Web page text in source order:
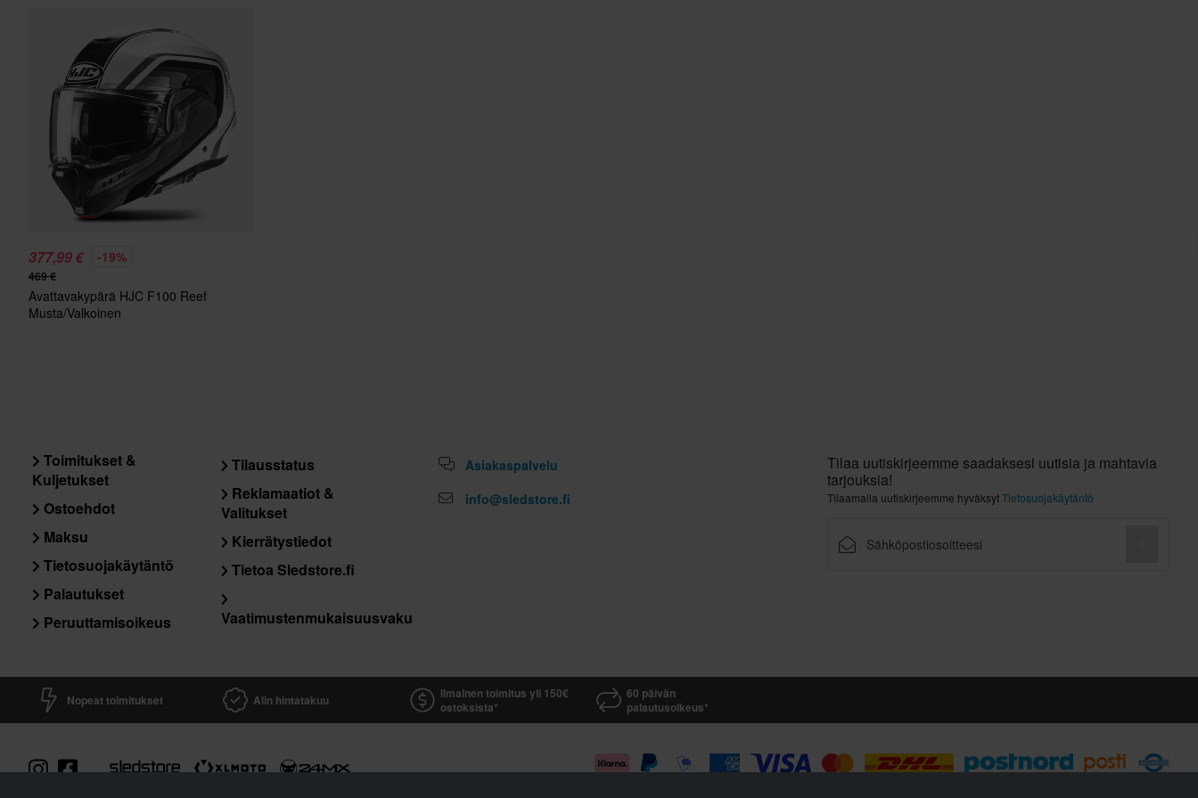
377,99 € -19%
469 €
Avattavakypärä HJC F100 Reef
Musta/Valkoinen
Toimitukset &
Kuljetukset
Ostoehdot
Maksu
Tietosuojakäytäntö
Palautukset
Peruuttamisoikeus
Tilausstatus
Reklamaatiot &
Valitukset
Kierrätystiedot
Tietoa Sledstore.fi
Vaatimustenmukaisuusvakuutus
Asiakaspalvelu
info@sledstore.fi
Tilaa uutiskirjeemme saadaksesi uutisia ja mahtavia
tarjouksia!
Tilaamalla uutiskirjeemme hyväksytTietosuojakäytäntö
Nopeat toimitukset Alin hintatakuu
Ilmainen toimitus yli 150€
ostoksista*
60 päivän
palautusoikeus*